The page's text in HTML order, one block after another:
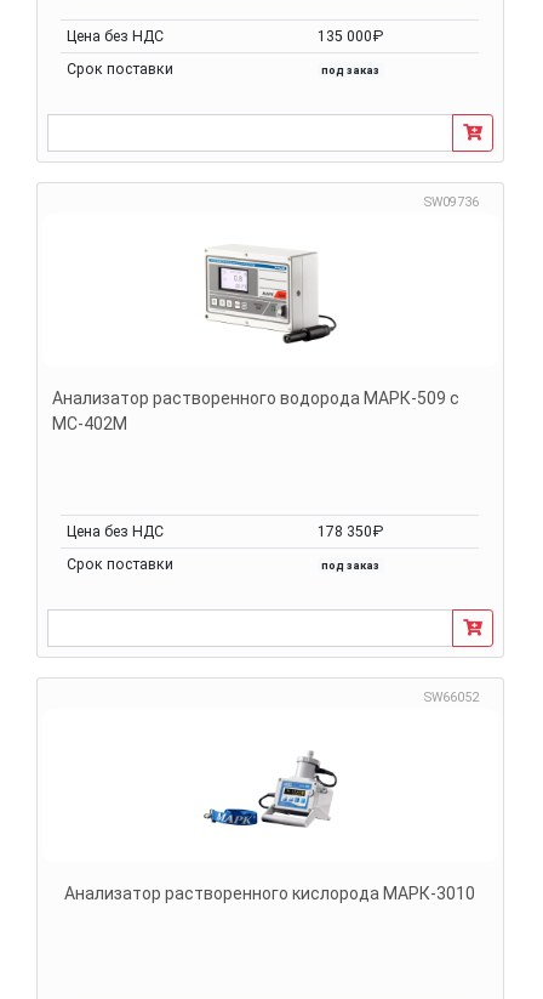
Цена без НДС
135 000₽
Срок поставки
под заказ
SW09736
Анализатор растворенного водорода МАРК-509 с
МС-402М
Цена без НДС
178 350₽
Срок поставки
под заказ
SW66052
Анализатор растворенного кислорода МАРК-3010